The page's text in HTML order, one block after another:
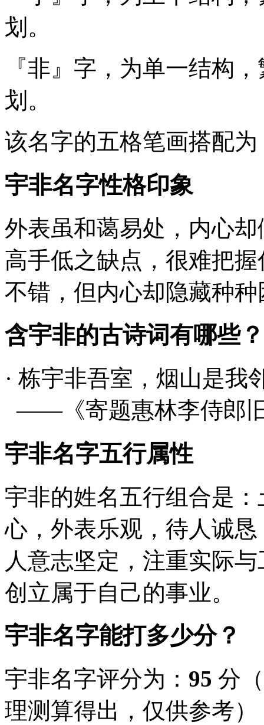
划。
『非』 字，为单一结构
划。
该名字的五格笔画搭配为
宇非名字性格印象
外表虽和蔼易处，内心
高手低之缺点，很难把
不错，但内心却隐藏种
含宇非的古诗词有哪些？
· 栋宇非吾室，烟山是我
——《寄题惠林李侍郎
宇非名字五行属性
宇非的姓名五行组合是：
心，外表乐观，待人诚
人意志坚定，注重实际
创立属于自己的事业。
宇非名字能打多少分？
宇非名字评分为： 95 分
理测算得出，仅供参考）